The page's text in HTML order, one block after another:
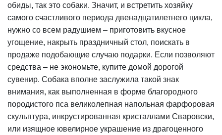
обиды, так это собаки. Значит, и встретить хозяйку
самого счастливого периода двенадцатилетнего цикла,
нужно со всем радушием – приготовить вкусное
угощение, накрыть праздничный стол, поискать в
продаже подобающие случаю подарки. Если позволяют
средства – не экономьте, купите домой дорогой
сувенир. Собака вполне заслужила такой знак
внимания, как выполненная в форме благородного
породистого пса великолепная напольная фарфоровая
скульптура, инкрустированная кристаллами Сваровски,
или изящное ювелирное украшение из драгоценного